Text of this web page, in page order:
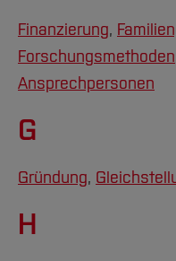
Finanzierung,
Forschungsmethoden
Ansprechpersonen
G
Gründung,
H